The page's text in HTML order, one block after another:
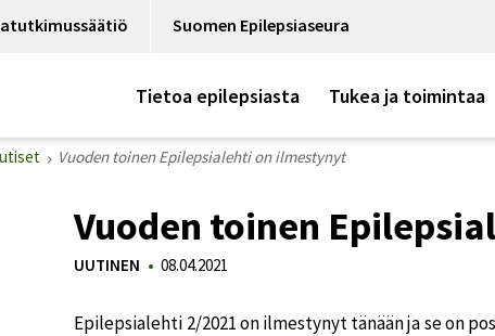
Suomen Epilepsiaseura
Tietoa epilepsiasta Tukea ja toimintaa
Vuoden toinen Epilepsialehti on ilmestynyt
Vuoden toinen
UUTINEN 08.04.2021
Epilepsialehti 2/2021 on ilmestynyt tänään ja se on